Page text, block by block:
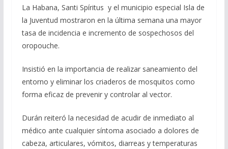
La Habana, Santi Spíritus y el municipio especial Isla de
la Juventud mostraron en la última semana una mayor
tasa de incidencia e incremento de sospechosos del
oropouche.
Insistió en la importancia de realizar saneamiento del
entorno y eliminar los criaderos de mosquitos como
forma eficaz de prevenir y controlar al vector.
Durán reiteró la necesidad de acudir de inmediato al
médico ante cualquier síntoma asociado a dolores de
cabeza, articulares, vómitos, diarreas y temperaturas